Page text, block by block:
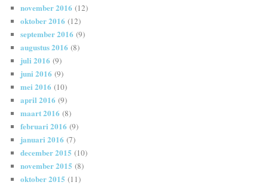
november 2016 (12)
oktober 2016 (12)
september 2016 (9)
augustus 2016 (8)
juli 2016 (9)
juni 2016 (9)
mei 2016 (10)
april 2016 (9)
maart 2016 (8)
februari 2016 (9)
januari 2016 (7)
december 2015 (10)
november 2015 (8)
oktober 2015 (11)